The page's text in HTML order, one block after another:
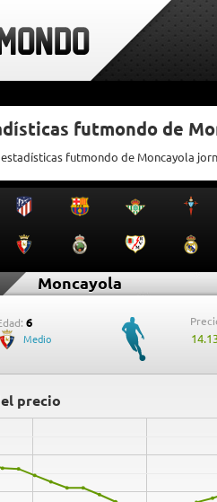
futmondo de
futmondo de Moncayola
Moncayola
6
Medio
precio